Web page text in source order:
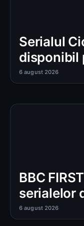
Serialul
disponibil
6 august 2026
BBC
serialelor
6 august 2026